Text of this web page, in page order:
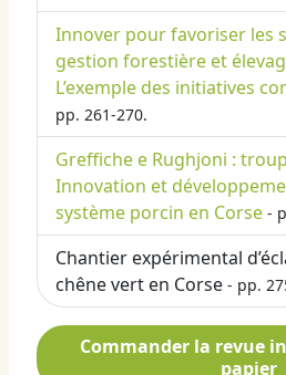
Innover pour favoriser les
gestion forestière et
L’exemple des initiatives
pp. 261-270.
Greffiche e Rughjoni :
Innovation et
système porcin en Corse -
Chantier expérimental
chêne vert en Corse - pp.
Commander la revue
papier